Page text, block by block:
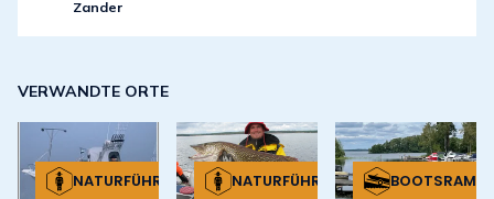
Zander
VERWANDTE ORTE
NATURFÜHRER NATURFÜHRER BOOTSRAMPE